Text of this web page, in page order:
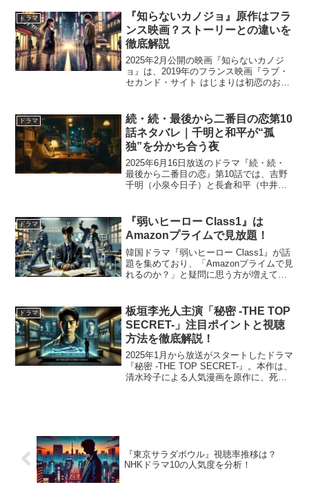
を描く、新感覚のリーガルエンターテイ
ンメン...
ドラマ
『知らないカノジョ』原作はフラ
ンス映画？ストーリーとの違いを
徹底解説
2025年2月公開の映画『知らないカノジ
ョ』は、2019年のフランス映画『ラブ・
セカンド・サイト はじまりは初恋のおわ
中島健人、ヒロイン役にはmiletが抜...
ドラマ
続・続・最後から二番目の恋第10
話ネタバレ｜千明と和平が“孤
独”を分かち合う夜
2025年6月16日放送のドラマ『続・続・
最後から二番目の恋』第10話では、吉野
千明（小泉今日子）と長倉和平（中井貴
女子会での事件、そして娘・えりなの旅
立ち…。それ...
ドラマ
『弱いヒーロー Class1』は
Amazonプライムで見放題！
韓国ドラマ『弱いヒーロー Class1』が話
題を集めており、「Amazonプライムで見
れるのか？」と疑問に思う方が増えてい
記事では、配信状況に加え、他のサブス
クと...
ドラマ
板垣李光人主演「秘密 -THE TOP
SECRET-」注目ポイントと視聴
方法を徹底解説！
2025年1月から放送がスタートしたドラマ
『秘密 -THE TOP SECRET-』。本作は、
清水玲子による人気漫画を原作に、死者
『東京サラダボウル』視聴率推移は？
NHKドラマ10の人気度を分析！